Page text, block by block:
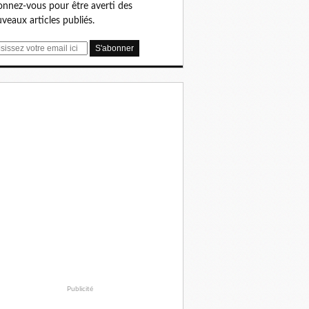
vous pour être averti des
articles publiés.
Publicité